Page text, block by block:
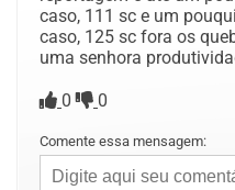
caso, 111 sc e um
caso, 125 sc fora os
uma senhora
0 0
Comente essa mensagem: